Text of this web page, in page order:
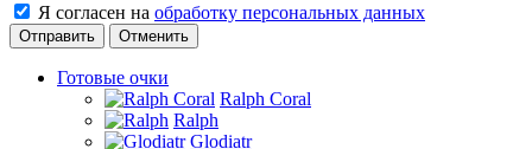
Я согласен на обработку персональных данных
Отменить
Готовые очки
Ralph Coral
Ralph
Glodiatr